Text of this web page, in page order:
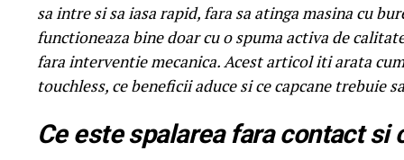
sa intre si sa iasa rapid, fara sa atinga masina cu
functioneaza bine doar cu o spuma activa de
fara interventie mecanica. Acest articol iti arata
touchless, ce beneficii aduce si ce capcane trebuie
Ce este spalarea fara contact si